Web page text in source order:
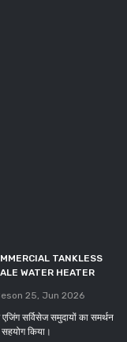
TANKLESS
WATER HEATER
25, Jun 2026
सर्विसेज समुदायों का समर्थन
किया।